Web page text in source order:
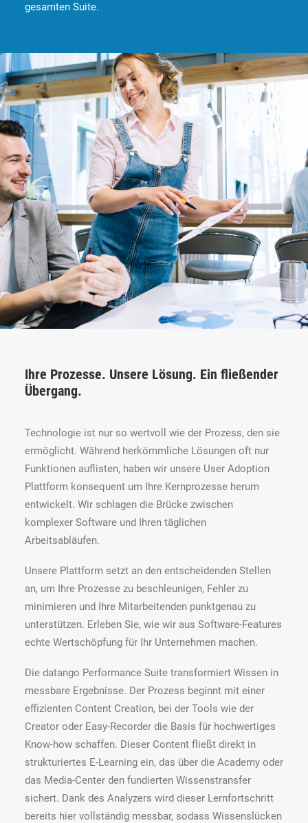
gesamten Suite.
Ihre Prozesse. Unsere Lösung. Ein fließender
Übergang.
Technologie ist nur so wertvoll wie der Prozess, den sie
ermöglicht. Während herkömmliche Lösungen oft nur
Funktionen auflisten, haben wir unsere User Adoption
Plattform konsequent um Ihre Kernprozesse herum
entwickelt. Wir schlagen die Brücke zwischen
komplexer Software und Ihren täglichen
Arbeitsabläufen.
Unsere Plattform setzt an den entscheidenden Stellen
an, um Ihre Prozesse zu beschleunigen, Fehler zu
minimieren und Ihre Mitarbeitenden punktgenau zu
unterstützen. Erleben Sie, wie wir aus Software-Features
echte Wertschöpfung für Ihr Unternehmen machen.
Die datango Performance Suite transformiert Wissen in
messbare Ergebnisse. Der Prozess beginnt mit einer
effizienten Content Creation, bei der Tools wie der
Creator oder Easy-Recorder die Basis für hochwertiges
Know-how schaffen. Dieser Content fließt direkt in
strukturiertes E-Learning ein, das über die Academy oder
das Media-Center den fundierten Wissenstransfer
sichert. Dank des Analyzers wird dieser Lernfortschritt
bereits hier vollständig messbar, sodass Wissenslücken